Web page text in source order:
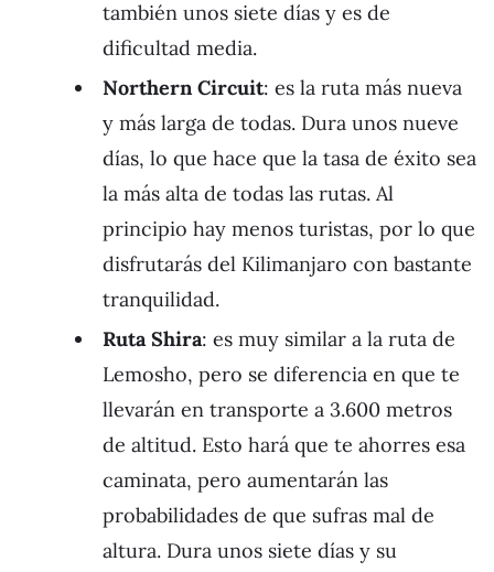
también unos siete días y es de
dificultad media.
Northern Circuit: es la ruta más nueva
y más larga de todas. Dura unos nueve
días, lo que hace que la tasa de éxito sea
la más alta de todas las rutas. Al
principio hay menos turistas, por lo que
disfrutarás del Kilimanjaro con bastante
tranquilidad.
Ruta Shira: es muy similar a la ruta de
Lemosho, pero se diferencia en que te
llevarán en transporte a 3.600 metros
de altitud. Esto hará que te ahorres esa
caminata, pero aumentarán las
probabilidades de que sufras mal de
altura. Dura unos siete días y su